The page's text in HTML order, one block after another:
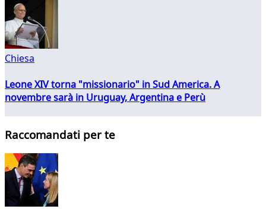
Chiesa
Leone XIV torna "missionario" in Sud America. A
novembre sarà in Uruguay, Argentina e Perù
Raccomandati per te